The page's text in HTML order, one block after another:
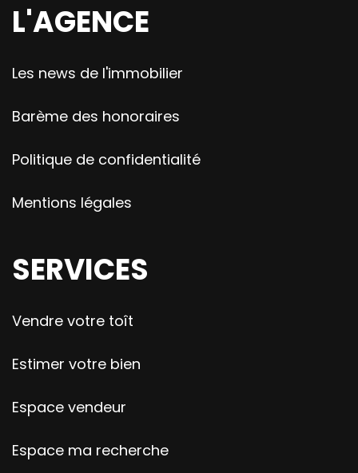
L'AGENCE
Les news de l'immobilier
Barème des honoraires
Politique de confidentialité
Mentions légales
SERVICES
Vendre votre toît
Estimer votre bien
Espace vendeur
Espace ma recherche